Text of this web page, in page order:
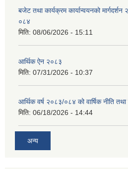
बजेट तथा कार्यक्रम कार्यान्वयनको मार्गदर्शन
०८४
मिति: 08/06/2026 - 15:11
आर्थिक ऐन २०८३
मिति: 07/31/2026 - 10:37
आर्थिक वर्ष २०८३/०८४ को वार्षिक नीति तथा
मिति: 06/18/2026 - 14:44
अन्य